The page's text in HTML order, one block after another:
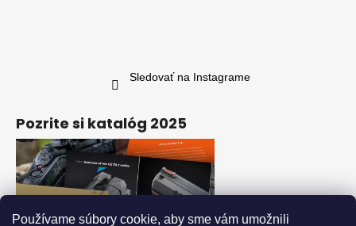
Používame súbory cookie, aby sme vám umožnili
Sledovať na Instagrame
Pozrite si katalóg 2025